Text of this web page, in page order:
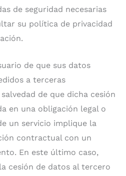
de seguridad necesarias
su política de privacidad
de que sus datos
a terceras
de que dicha cesión
en una obligación legal o
un servicio implique la
contractual con un
En este último caso,
cesión de datos al tercero